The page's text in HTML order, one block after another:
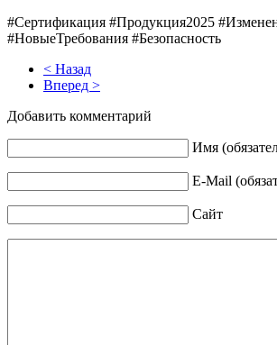
#Сертификация #Продукция2025
#НовыеТребования #Безопасность
< Назад
Вперед >
Добавить комментарий
Имя
E-Mail
Сайт